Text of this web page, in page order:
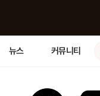
뉴스 커뮤니티